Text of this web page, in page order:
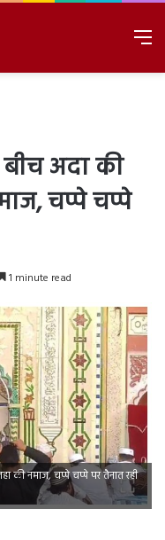
अदा की
चप्पे चप्पे
1 minute read
की नमाज, चप्पे चप्पे पर तैनात रही